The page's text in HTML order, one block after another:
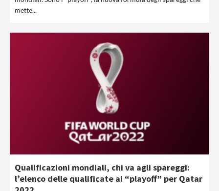
mette...
Qualificazioni mondiali, chi va agli spareggi:
l’elenco delle qualificate ai “playoff” per Qatar